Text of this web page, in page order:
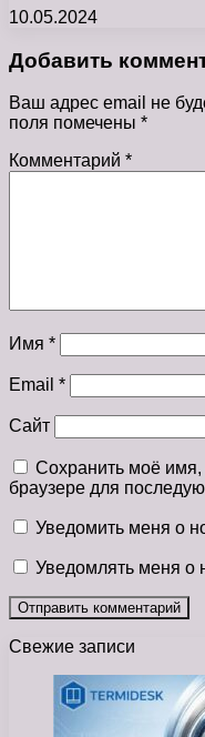
10.05.2024
Добавить
Ваш адрес email не
поля помечены *
Комментарий *
Имя *
Email *
Сайт
Сохранить моё имя,
браузере для
Уведомить меня о
Уведомлять меня о
Свежие записи